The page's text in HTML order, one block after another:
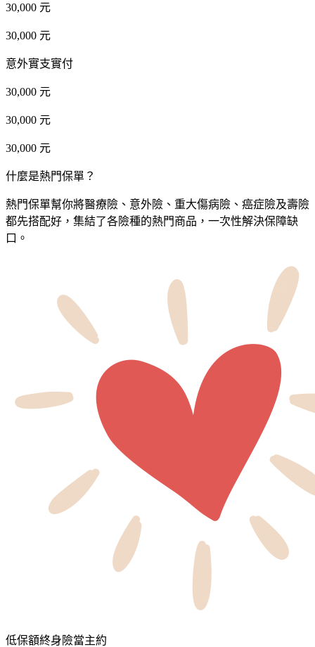
30,000 元
30,000 元
意外實支實付
30,000 元
30,000 元
30,000 元
什麼是熱門保單？
熱門保單幫你將醫療險、意外險、重大傷病險、癌症險及壽險
都先搭配好，集結了各險種的熱門商品，一次性解決保障缺
口。
低保額終身險當主約